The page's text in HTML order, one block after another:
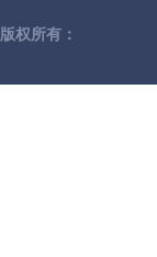
版权所有：